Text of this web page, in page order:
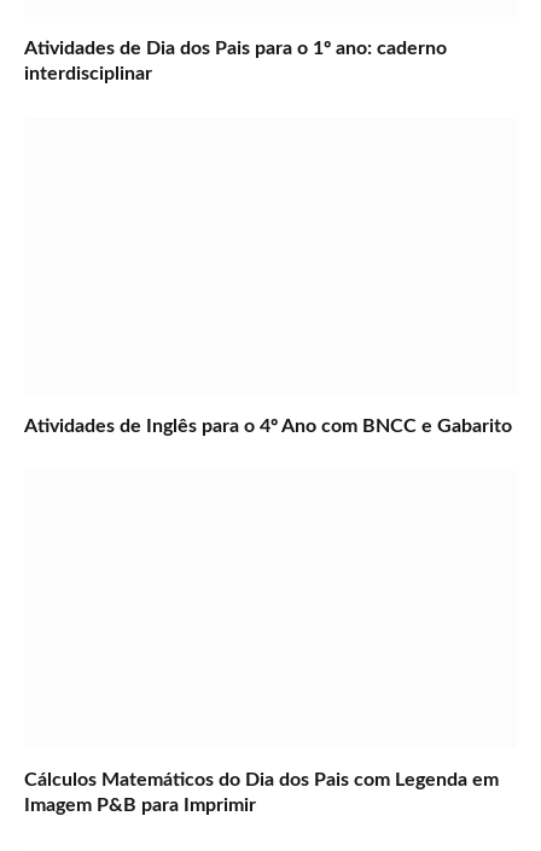
Atividades de Dia dos Pais para o 1º ano: caderno
interdisciplinar
Atividades de Inglês para o 4º Ano com BNCC e Gabarito
Cálculos Matemáticos do Dia dos Pais com Legenda em
Imagem P&B para Imprimir